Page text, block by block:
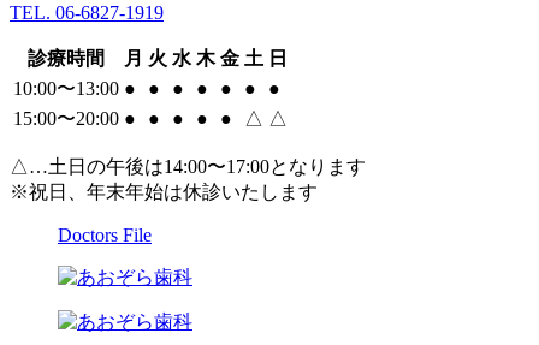
TEL. 06-6827-1919
診療時間 月 火 水 木 金 土 日
10:00〜13:00 ● ● ● ● ● ●
●
15:00〜20:00 ● ● ● ● ● △ △
△…土日の午後は14:00〜17:00となります
※祝日、年末年始は休診いたします
Doctors File